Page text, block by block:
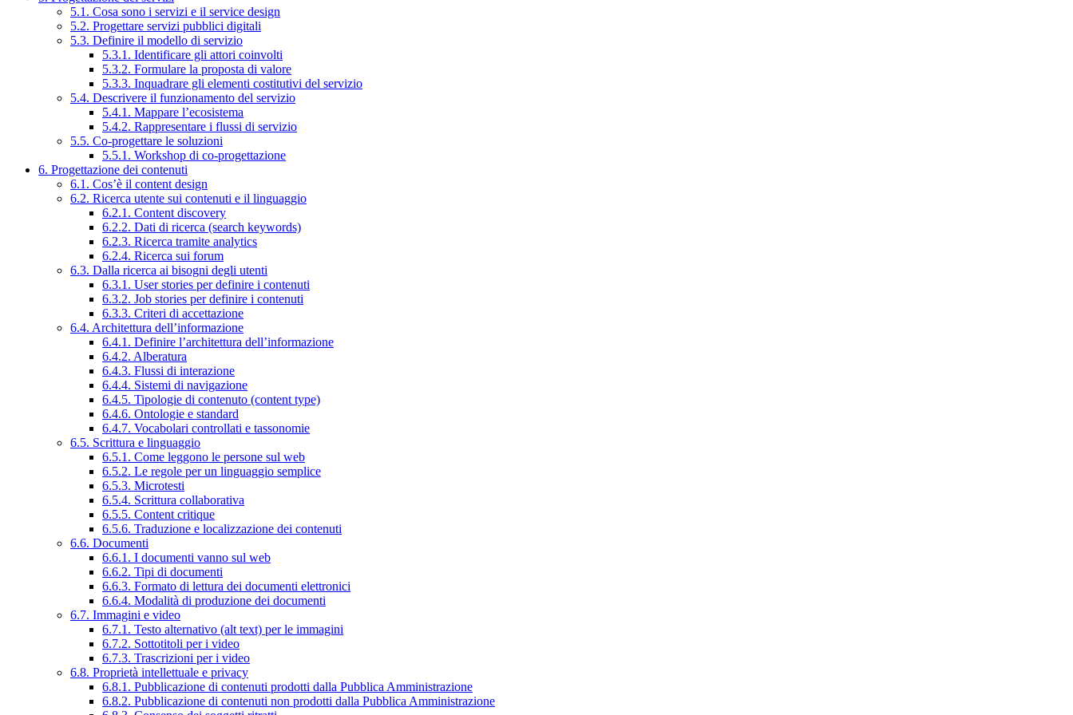
5.1. Cosa sono i servizi e il service design
5.2. Progettare servizi pubblici digitali
5.3. Definire il modello di servizio
5.3.1. Identificare gli attori coinvolti
5.3.2. Formulare la proposta di valore
5.3.3. Inquadrare gli elementi costitutivi del servizio
5.4. Descrivere il funzionamento del servizio
5.4.1. Mappare l’ecosistema
5.4.2. Rappresentare i flussi di servizio
5.5. Co-progettare le soluzioni
5.5.1. Workshop di co-progettazione
6. Progettazione dei contenuti
6.1. Cos’è il content design
6.2. Ricerca utente sui contenuti e il linguaggio
6.2.1. Content discovery
6.2.2. Dati di ricerca (search keywords)
6.2.3. Ricerca tramite analytics
6.2.4. Ricerca sui forum
6.3. Dalla ricerca ai bisogni degli utenti
6.3.1. User stories per definire i contenuti
6.3.2. Job stories per definire i contenuti
6.3.3. Criteri di accettazione
6.4. Architettura dell’informazione
6.4.1. Definire l’architettura dell’informazione
6.4.2. Alberatura
6.4.3. Flussi di interazione
6.4.4. Sistemi di navigazione
6.4.5. Tipologie di contenuto (content type)
6.4.6. Ontologie e standard
6.4.7. Vocabolari controllati e tassonomie
6.5. Scrittura e linguaggio
6.5.1. Come leggono le persone sul web
6.5.2. Le regole per un linguaggio semplice
6.5.3. Microtesti
6.5.4. Scrittura collaborativa
6.5.5. Content critique
6.5.6. Traduzione e localizzazione dei contenuti
6.6. Documenti
6.6.1. I documenti vanno sul web
6.6.2. Tipi di documenti
6.6.3. Formato di lettura dei documenti elettronici
6.6.4. Modalità di produzione dei documenti
6.7. Immagini e video
6.7.1. Testo alternativo (alt text) per le immagini
6.7.2. Sottotitoli per i video
6.7.3. Trascrizioni per i video
6.8. Proprietà intellettuale e privacy
6.8.1. Pubblicazione di contenuti prodotti dalla Pubblica Amministrazione
6.8.2. Pubblicazione di contenuti non prodotti dalla Pubblica Amministrazione